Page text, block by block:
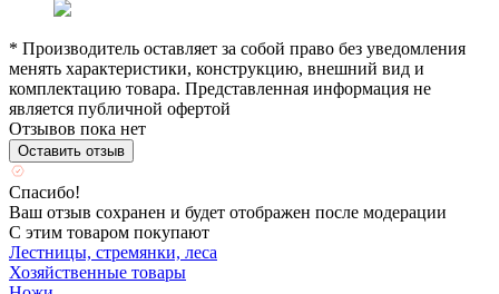
* Производитель оставляет за собой право без уведомления
менять характеристики, конструкцию, внешний вид и
комплектацию товара. Представленная информация не
является публичной офертой
Отзывов пока нет
Оставить отзыв
Спасибо!
Ваш отзыв сохранен и будет отображен после модерации
С этим товаром покупают
Лестницы, стремянки, леса
Хозяйственные товары